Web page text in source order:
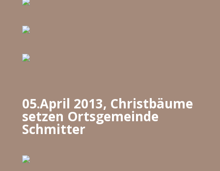
05.April 2013, Christbäume
setzen Ortsgemeinde
Schmitter